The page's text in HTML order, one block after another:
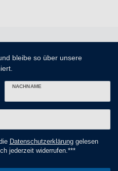
bleibe so über unsere
NACHNAME
Daten­schutz­erklärunggelesen
jederzeit widerrufen.***